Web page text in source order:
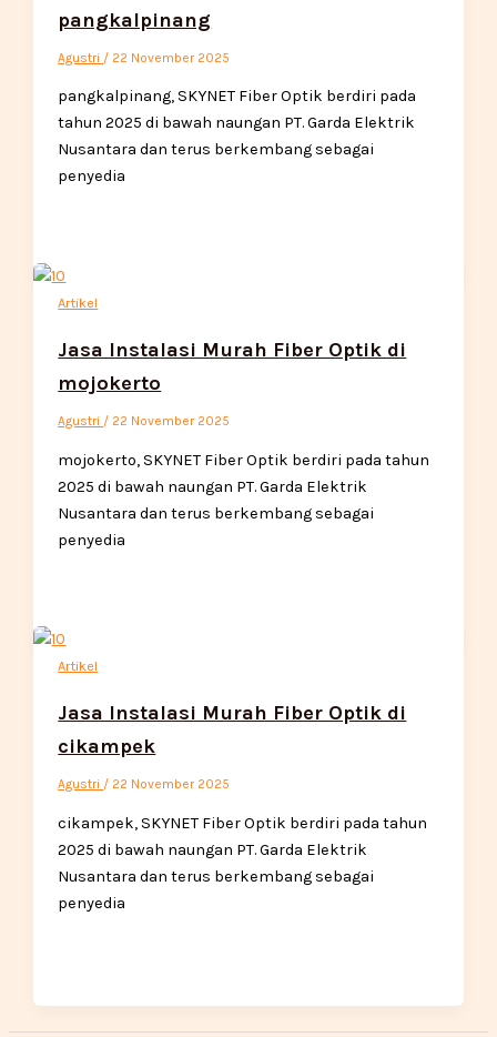
pangkalpinang
Agustri / 22 November 2025
pangkalpinang, SKYNET Fiber Optik berdiri pada
tahun 2025 di bawah naungan PT. Garda Elektrik
Nusantara dan terus berkembang sebagai
penyedia
Artikel
Jasa Instalasi Murah Fiber Optik di
mojokerto
Agustri / 22 November 2025
mojokerto, SKYNET Fiber Optik berdiri pada tahun
2025 di bawah naungan PT. Garda Elektrik
Nusantara dan terus berkembang sebagai
penyedia
Artikel
Jasa Instalasi Murah Fiber Optik di
cikampek
Agustri / 22 November 2025
cikampek, SKYNET Fiber Optik berdiri pada tahun
2025 di bawah naungan PT. Garda Elektrik
Nusantara dan terus berkembang sebagai
penyedia